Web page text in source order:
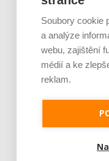
Pro realizaci
vodních
podle něj
vysokými
srážkovým
příklad mohu
řeku, která na
kilometrech
Soubory cookie
a analýze
webu, zajištění
médií a ke
reklam.